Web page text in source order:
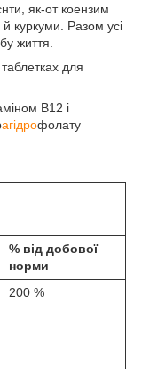
як-от коензим
куркуми. Разом усі
життя.
для
B12 і
агідрофолату
% від добової
норми
200 %